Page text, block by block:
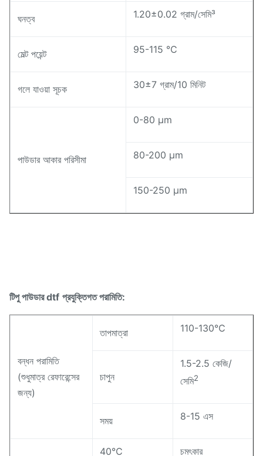
ঘনত্ব 1.20±0.02 গ্রাম/সেমি³
মেল্ট পয়েন্ট 95-115 ℃
গলে যাওয়া সূচক 30±7 গ্রাম/10 মিনিট
পাউডার আকার পরিসীমা
0-80 μm
80-200 μm
150-250 μm
টিপু পাউডার dtf প্রযুক্তিগত পরামিতি:
বন্ধন পরামিতি
(শুধুমাত্র রেফারেন্সের
জন্য)
তাপমাত্রা 110-130℃
চাপুন
1.5-2.5 কেজি/
সেমি2
সময় 8-15 এস
40℃ চমৎকার